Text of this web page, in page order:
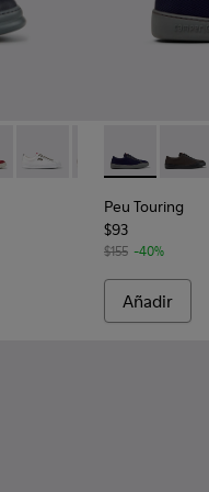
piel y nobuk azules para
012
- K101052-011
Runner - K101052-010
Runner -Runner -
Peu Touring
Peu
Peu Touring
$93
$155 -40%
Añadir